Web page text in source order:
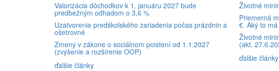
Valorizácia dôchodkov k 1. januáru 2027 bude
predbežným odhadom o 3,6 %
Uzatvorenie predškolského zariadenia počas prázdnin a
ošetrovné
Zmeny v zákone o sociálnom poistení od 1.1.2027
(zvýšenie a rozšírenie OOP)
ďalšie články
Životné
Priemerná
€. Aký to
Životné
(akt.
ďalšie články